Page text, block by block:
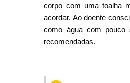
corpo com uma toalha
acordar. Ao doente
como água com pouco
recomendadas.